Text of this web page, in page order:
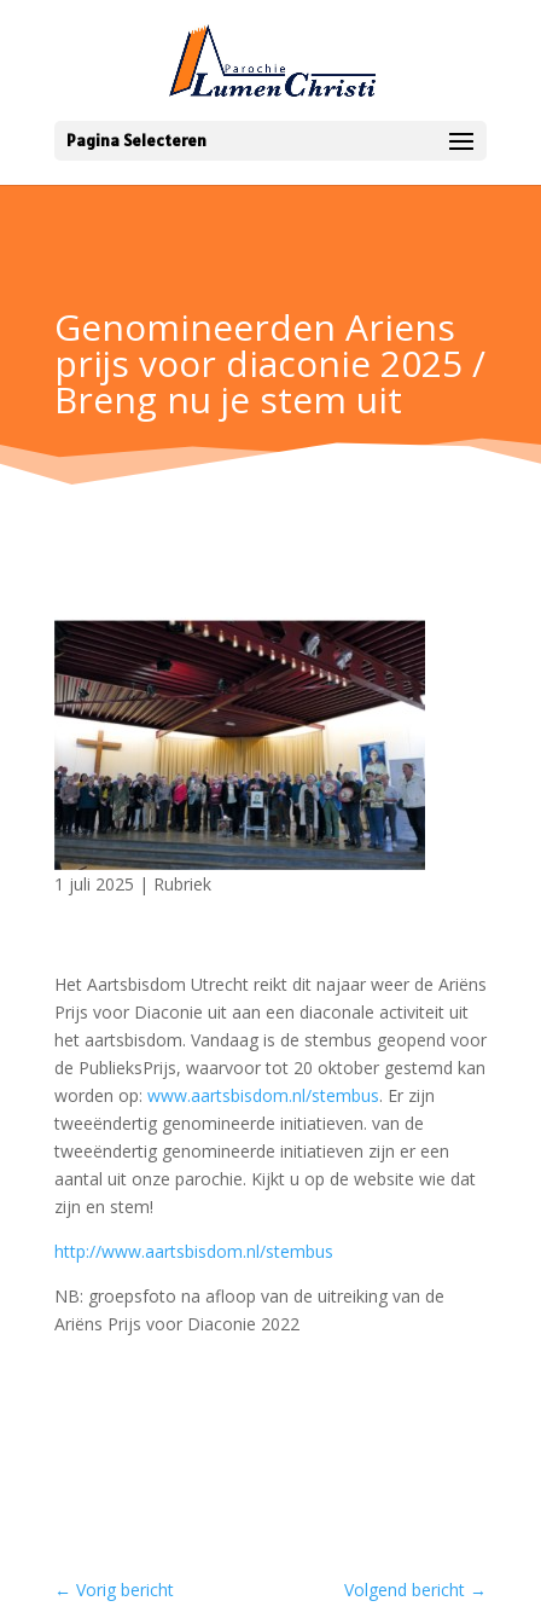
Pagina Selecteren
Genomineerden Ariens
prijs voor diaconie 2025 /
Breng nu je stem uit
1 juli 2025 | Rubriek
Het Aartsbisdom Utrecht reikt dit najaar weer de Ariëns
Prijs voor Diaconie uit aan een diaconale activiteit uit
het aartsbisdom. Vandaag is de stembus geopend voor
de PublieksPrijs, waarvoor tot 20 oktober gestemd kan
worden op: www.aartsbisdom.nl/stembus. Er zijn
tweeëndertig genomineerde initiatieven. van de
tweeëndertig genomineerde initiatieven zijn er een
aantal uit onze parochie. Kijkt u op de website wie dat
zijn en stem!
http://www.aartsbisdom.nl/stembus
NB: groepsfoto na afloop van de uitreiking van de
Ariëns Prijs voor Diaconie 2022
← Vorig bericht Volgend bericht →